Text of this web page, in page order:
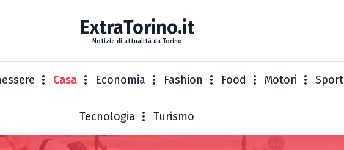
ExtraTorino.it
Notizie di attualità da Torino
Casa Economia Fashion Food Motori Sport
Tecnologia Turismo